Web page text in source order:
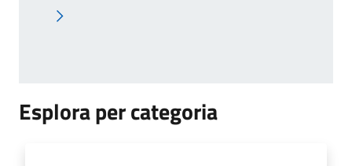
Pagina successiva
Esplora per categoria